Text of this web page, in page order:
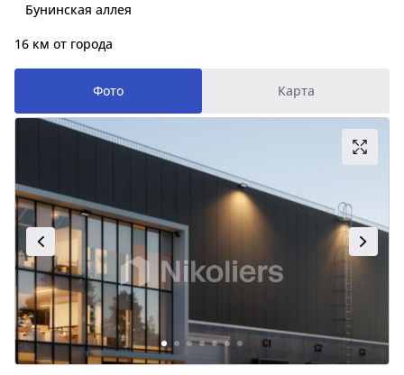
Бунинская аллея
16 км от города
Фото Карта